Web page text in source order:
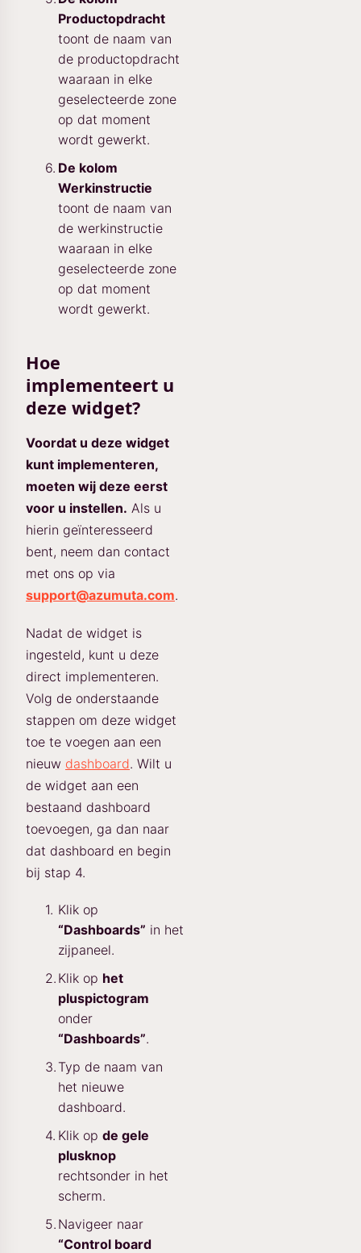
Productopdracht
toont de naam van
de productopdracht
waaraan in elke
geselecteerde zone
op dat moment
wordt gewerkt.
De kolom
Werkinstructie
toont de naam van
de werkinstructie
waaraan in elke
geselecteerde zone
op dat moment
wordt gewerkt.
Hoe
implementeert u
deze widget?
Voordat u deze widget
kunt implementeren,
moeten wij deze eerst
voor u instellen. Als u
hierin geïnteresseerd
bent, neem dan contact
met ons op via
support@azumuta.com.
Nadat de widget is
ingesteld, kunt u deze
direct implementeren.
Volg de onderstaande
stappen om deze widget
toe te voegen aan een
nieuw dashboard. Wilt u
de widget aan een
bestaand dashboard
toevoegen, ga dan naar
dat dashboard en begin
bij stap 4.
Klik op
“Dashboards” in het
zijpaneel.
Klik op het
pluspictogram
onder
“Dashboards”.
Typ de naam van
het nieuwe
dashboard.
Klik op de gele
plusknop
rechtsonder in het
scherm.
Navigeer naar
“Control board